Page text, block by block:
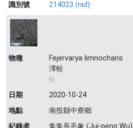
識別號
214023 (nid)
物種
Fejervarya limnocharis
澤蛙
蛙
日期
2020-10-24
地點
南投縣中寮鄉
紀錄者
集集長毛象 (Jui-peng Wu)